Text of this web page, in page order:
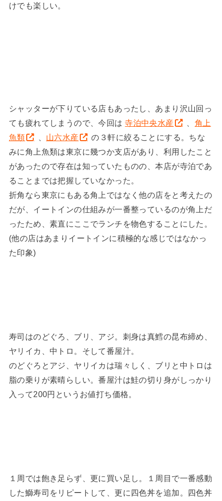
けでも楽しい。
シャッターが下りている店もあったし、あまり沢山回っ
ても疲れてしまうので、今回は寺泊中央水産
角上
魚類
山六水産
の３軒に絞ることにする。ちな
みに角上魚類は東京に幾つか支店があり、利用したこと
があったので存在は知っていたものの、本店が寺泊であ
ることまでは把握していなかった。
折角なら東京にもある角上ではなく他の店をと考えたの
だが、イートインの仕組みが一番整っているのが角上だ
ったため、素直にここでランチを物色することにした。
(他の店はあまりイートインに積極的な感じではなかっ
た印象)
寿司はのどぐろ、ブリ、アジ。刺身は真鱈の昆布締め、
ヤリイカ、中トロ。そして番屋汁。
のどぐろとアジ、ヤリイカは瑞々しく、ブリと中トロは
脂の乗りが素晴らしい。番屋汁は鮭の切り身がしっかり
入って200円というお値打ち価格。
１周では飽き足らず、更に買い足し。１周目で一番感動
した鰤寿司をリピートして、更に四色丼を追加。四色丼